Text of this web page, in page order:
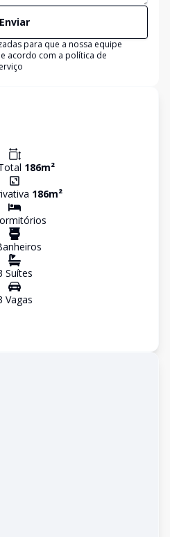
Enviar
para que a nossa equipe
acordo com a política de
186m²
186m²
s
s
Suítes
Vagas